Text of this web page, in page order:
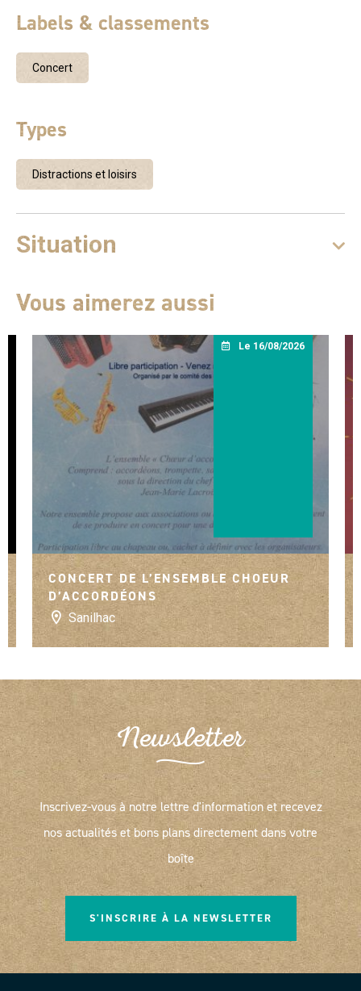
Labels & classements
Concert
Types
Distractions et loisirs
Situation
Vous aimerez aussi
Le 16/08/2026
CONCERT DE L’ENSEMBLE CHOEUR
D’ACCORDÉONS
Sanilhac
Newsletter
Inscrivez-vous à notre lettre d'information et recevez
nos actualités et bons plans directement dans votre
boîte
S'INSCRIRE À LA NEWSLETTER